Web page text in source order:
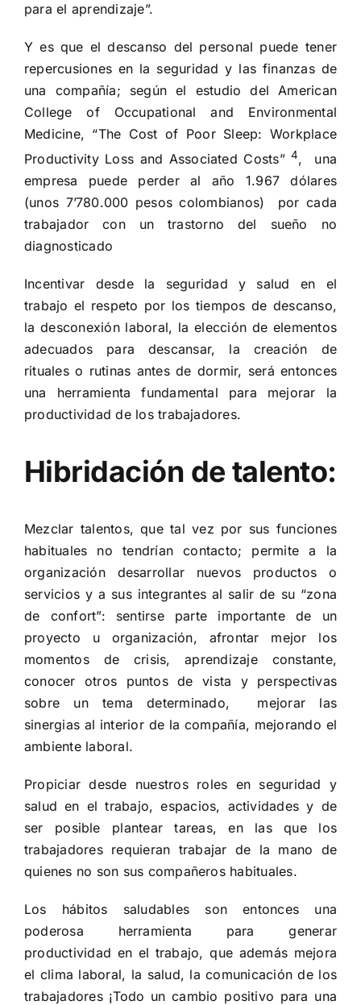
para el aprendizaje”.
Y es que el descanso del personal puede tener
repercusiones en la seguridad y las finanzas de
una compañía; según el estudio del American
College of Occupational and Environmental
Medicine, “The Cost of Poor Sleep: Workplace
Productivity Loss and Associated Costs”4, una
empresa puede perder al año 1.967 dólares
(unos 7’780.000 pesos colombianos) por cada
trabajador con un trastorno del sueño no
diagnosticado
Incentivar desde la seguridad y salud en el
trabajo el respeto por los tiempos de descanso,
la desconexión laboral, la elección de elementos
adecuados para descansar, la creación de
rituales o rutinas antes de dormir, será entonces
una herramienta fundamental para mejorar la
productividad de los trabajadores.
Hibridación de talento:
Mezclar talentos, que tal vez por sus funciones
habituales no tendrían contacto; permite a la
organización desarrollar nuevos productos o
servicios y a sus integrantes al salir de su “zona
de confort”: sentirse parte importante de un
proyecto u organización, afrontar mejor los
momentos de crisis, aprendizaje constante,
conocer otros puntos de vista y perspectivas
sobre un tema determinado, mejorar las
sinergias al interior de la compañía, mejorando el
ambiente laboral.
Propiciar desde nuestros roles en seguridad y
salud en el trabajo, espacios, actividades y de
ser posible plantear tareas, en las que los
trabajadores requieran trabajar de la mano de
quienes no son sus compañeros habituales.
Los hábitos saludables son entonces una
poderosa herramienta para generar
productividad en el trabajo, que además mejora
el clima laboral, la salud, la comunicación de los
trabajadores ¡Todo un cambio positivo para una